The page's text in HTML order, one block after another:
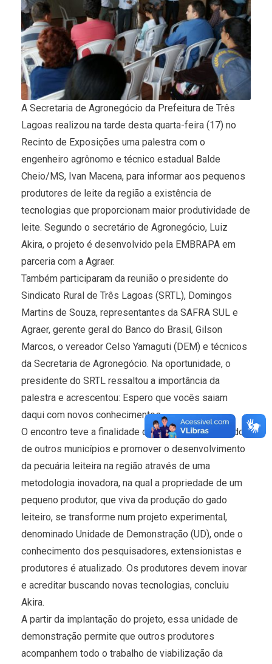
A Secretaria de Agronegócio da Prefeitura de Três
Lagoas realizou na tarde desta quarta-feira (17) no
Recinto de Exposições uma palestra com o
engenheiro agrônomo e técnico estadual Balde
Cheio/MS, Ivan Macena, para informar aos pequenos
produtores de leite da região a existência de
tecnologias que proporcionam maior produtividade de
leite. Segundo o secretário de Agronegócio, Luiz
Akira, o projeto é desenvolvido pela EMBRAPA em
parceria com a Agraer.
Também participaram da reunião o presidente do
Sindicato Rural de Três Lagoas (SRTL), Domingos
Martins de Souza, representantes da SAFRA SUL e
Agraer, gerente geral do Banco do Brasil, Gilson
Marcos, o vereador Celso Yamaguti (DEM) e técnicos
da Secretaria de Agronegócio. Na oportunidade, o
presidente do SRTL ressaltou a importância da
palestra e acrescentou: Espero que vocês saiam
daqui com novos conhecimentos.
O encontro teve a finalidade de mostrar os resultados
de outros municípios e promover o desenvolvimento
da pecuária leiteira na região através de uma
metodologia inovadora, na qual a propriedade de um
pequeno produtor, que viva da produção do gado
leiteiro, se transforme num projeto experimental,
denominado Unidade de Demonstração (UD), onde o
conhecimento dos pesquisadores, extensionistas e
produtores é atualizado. Os produtores devem inovar
e acreditar buscando novas tecnologias, concluiu
Akira.
A partir da implantação do projeto, essa unidade de
demonstração permite que outros produtores
acompanhem todo o trabalho de viabilização da